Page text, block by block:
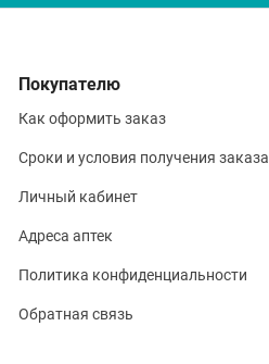
Покупателю
Как оформить заказ
Сроки и условия получения заказа
Личный кабинет
Адреса аптек
Политика конфиденциальности
Обратная связь